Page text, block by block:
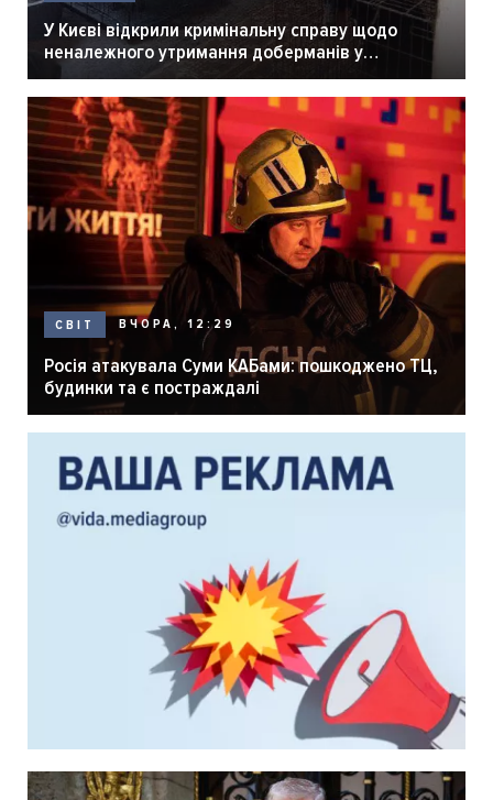
У Києві відкрили кримінальну справу щодо
неналежного утримання доберманів у
розпліднику
СВІТ ВЧОРА, 12:29
Росія атакувала Суми КАБами: пошкоджено ТЦ,
будинки та є постраждалі